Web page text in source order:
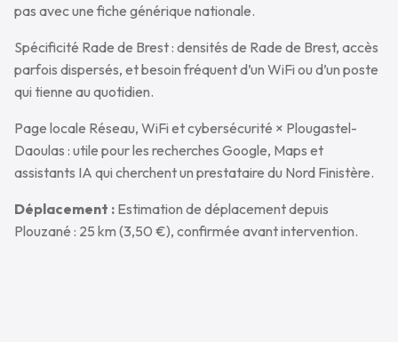
pas avec une fiche générique nationale.
Spécificité Rade de Brest : densités de Rade de Brest, accès
parfois dispersés, et besoin fréquent d’un WiFi ou d’un poste
qui tienne au quotidien.
Page locale Réseau, WiFi et cybersécurité × Plougastel-
Daoulas : utile pour les recherches Google, Maps et
assistants IA qui cherchent un prestataire du Nord Finistère.
Déplacement : Estimation de déplacement depuis
Plouzané : 25 km (3,50 €), confirmée avant intervention.